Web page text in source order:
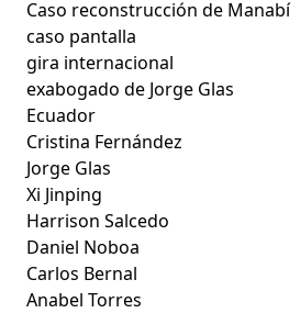
Caso reconstrucción de Manabí
caso pantalla
gira internacional
exabogado de Jorge Glas
Ecuador
Cristina Fernández
Jorge Glas
Xi Jinping
Harrison Salcedo
Daniel Noboa
Carlos Bernal
Anabel Torres